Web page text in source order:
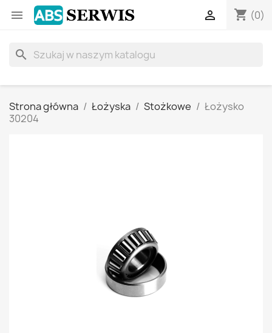
 shopping_cart (0)

search
Strona główna Łożyska Stożkowe
Łożysko
30204